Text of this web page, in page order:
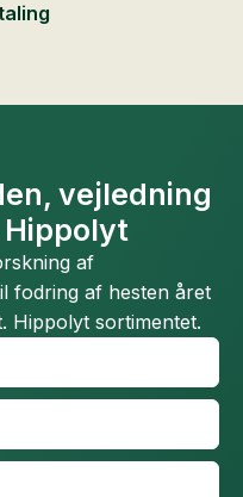
vejledning
af
fodring af hesten året
Hippolyt sortimentet.